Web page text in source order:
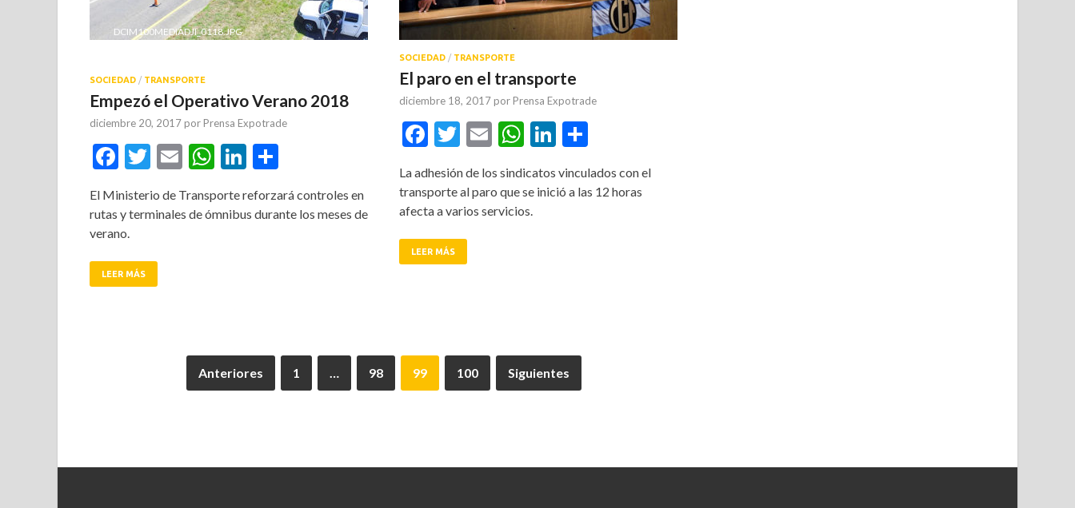
DCIM100MEDIADJI_0118.JPG
SOCIEDAD / TRANSPORTE
Empezó el Operativo Verano 2018
diciembre 20, 2017 por Prensa Expotrade
Facebook
Twitter
EmailWhatsApp
LinkedIn
El Ministerio de Transporte reforzará controles en
rutas y terminales de ómnibus durante los meses de
verano.
LEER MÁS
SOCIEDAD / TRANSPORTE
El paro en el transporte
diciembre 18, 2017 por Prensa Expotrade
Facebook
Twitter
EmailWhatsApp
LinkedIn
La adhesión de los sindicatos vinculados con el
transporte al paro que se inició a las 12 horas
afecta a varios servicios.
LEER MÁS
Anteriores 1 … 98 99 100 Siguientes